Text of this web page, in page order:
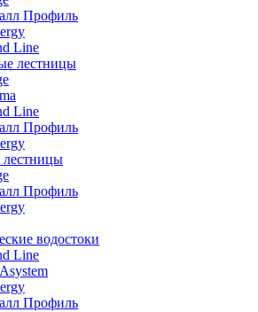
Профиль
Line
лестницы
Line
Профиль
Профиль
водостоки
Line
Профиль